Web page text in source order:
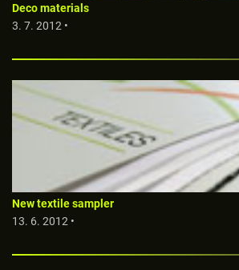
Deco materials
3. 7. 2012 •
New textile sampler
13. 6. 2012 •